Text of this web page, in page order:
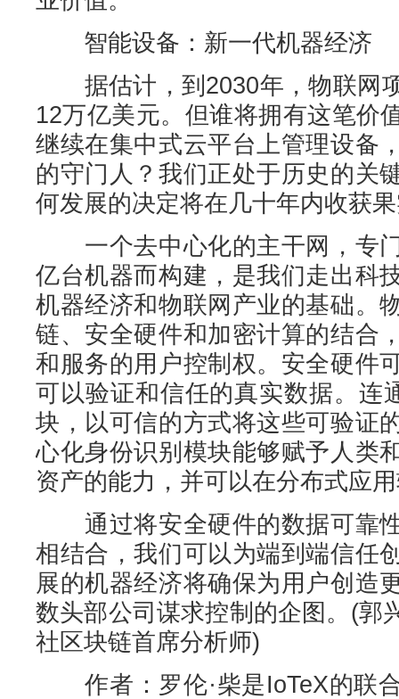
智能设备：新一代机器经济
据估计，到2030年，物联网
12万亿美元。但谁将拥有这笔价
继续在集中式云平台上管理设备
的守门人？我们正处于历史的关
何发展的决定将在几十年内收获
一个去中心化的主干网，专
亿台机器而构建，是我们走出科
机器经济和物联网产业的基础。
链、安全硬件和加密计算的结合
和服务的用户控制权。安全硬件
可以验证和信任的真实数据。连
块，以可信的方式将这些可验证
心化身份识别模块能够赋予人类
资产的能力，并可以在分布式应
通过将安全硬件的数据可靠
相结合，我们可以为端到端信任
展的机器经济将确保为用户创造
数头部公司谋求控制的企图。(郭
社区块链首席分析师)
作者：罗伦·柴是IoTeX的联